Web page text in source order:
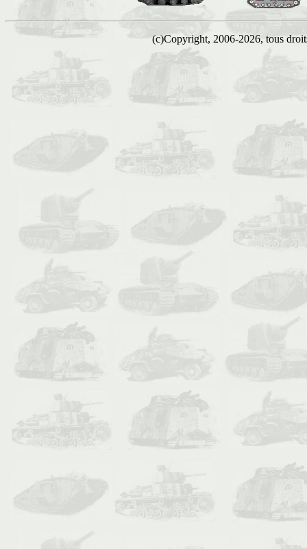
(c)Copyright, 2006-2026, tous